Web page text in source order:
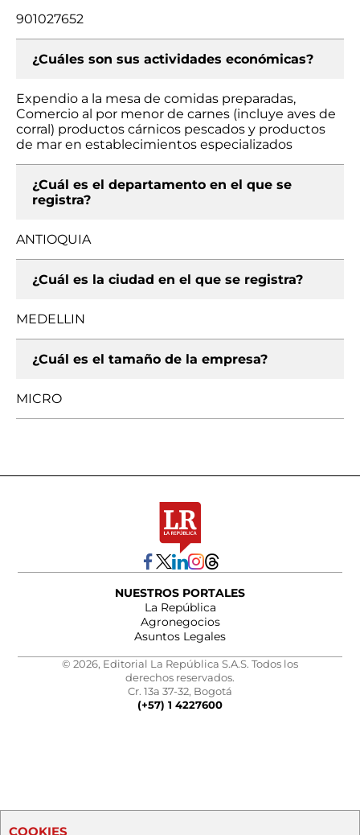
901027652
¿Cuáles son sus actividades económicas?
Expendio a la mesa de comidas preparadas,
Comercio al por menor de carnes (incluye aves de
corral) productos cárnicos pescados y productos
de mar en establecimientos especializados
¿Cuál es el departamento en el que se
registra?
ANTIOQUIA
¿Cuál es la ciudad en el que se registra?
MEDELLIN
¿Cuál es el tamaño de la empresa?
MICRO
NUESTROS PORTALES
La República
Agronegocios
Asuntos Legales
© 2026, Editorial La República S.A.S. Todos los
derechos reservados.
Cr. 13a 37-32, Bogotá
(+57) 1 4227600
COOKIES